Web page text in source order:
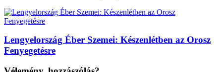
Lengyelország Éber Szemei: Készenlétben az Orosz
Fenyegetésre